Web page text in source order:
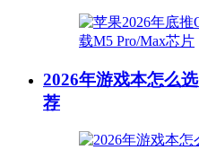
2026年游戏本怎么
荐